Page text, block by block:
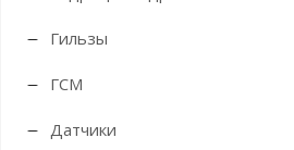
Гильзы
ГСМ
Датчики